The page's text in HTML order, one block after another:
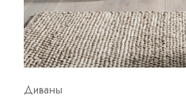
Диваны